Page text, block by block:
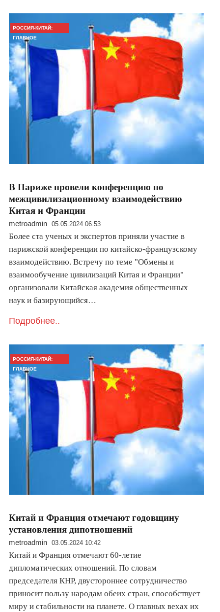
РОССИЯ-КИТАЙ:
ГЛАВНОЕ
В Париже провели конференцию по
межцивилизационному взаимодействию
Китая и Франции
metroadmin 05.05.2024 06:53
Более ста ученых и экспертов приняли участие в
парижской конференции по китайско-французскому
взаимодействию. Встречу по теме "Обмены и
взаимообучение цивилизаций Китая и Франции"
организовали Китайская академия общественных
наук и базирующийся…
Подробнее..
РОССИЯ-КИТАЙ:
ГЛАВНОЕ
Китай и Франция отмечают годовщину
установления дипотношений
metroadmin 03.05.2024 10:42
Китай и Франция отмечают 60-летие
дипломатических отношений. По словам
председателя КНР, двустороннее сотрудничество
приносит пользу народам обеих стран, способствует
миру и стабильности на планете. О главных вехах их